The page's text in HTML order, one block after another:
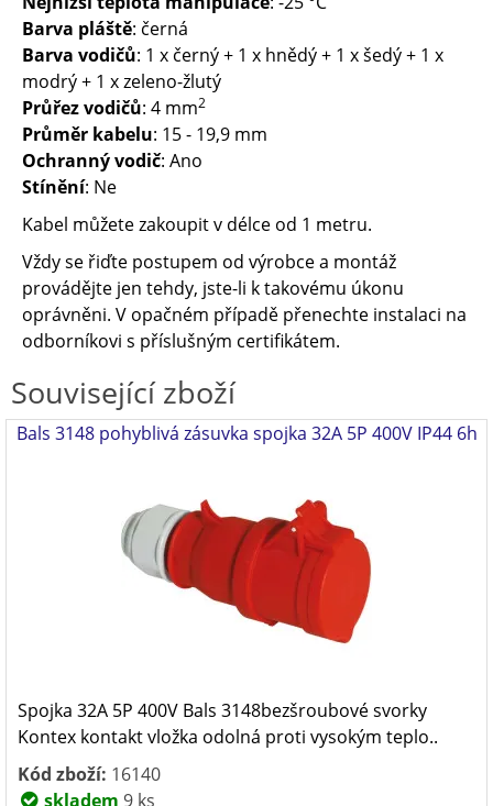
Barva pláště: černá
Barva vodičů: 1 x černý + 1 x hnědý + 1 x šedý + 1 x
modrý + 1 x zeleno-žlutý
Průřez vodičů: 4 mm2
Průměr kabelu: 15 - 19,9 mm
Ochranný vodič: Ano
Stínění: Ne
Kabel můžete zakoupit v délce od 1 metru.
Vždy se řiďte postupem od výrobce a montáž
provádějte jen tehdy, jste-li k takovému úkonu
oprávněni. V opačném případě přenechte instalaci na
odborníkovi s příslušným certifikátem.
Související zboží
Bals 3148 pohyblivá zásuvka spojka 32A 5P 400V IP44 6h
Spojka 32A 5P 400V Bals 3148bezšroubové svorky
Kontex kontakt vložka odolná proti vysokým teplo..
Kód zboží: 16140
skladem 9 ks